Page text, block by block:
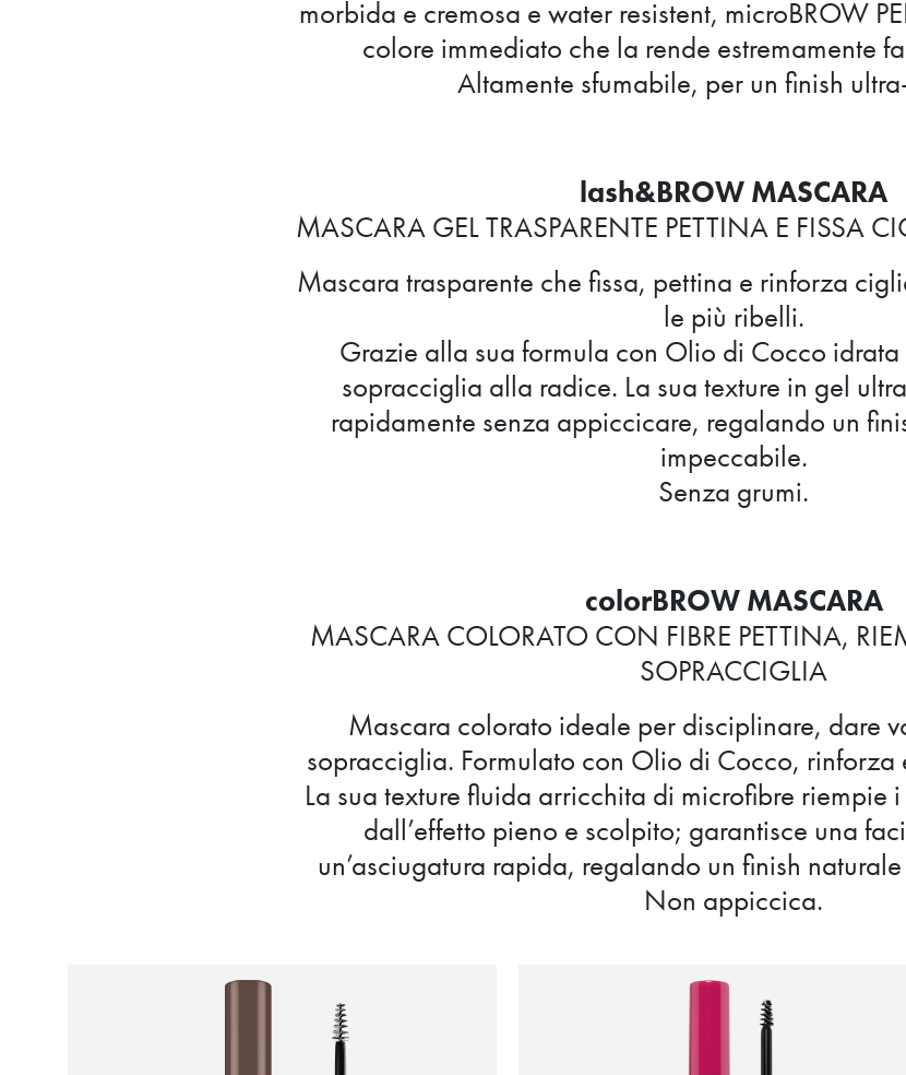
morbida e cremosa e water resistent, microBROW
colore immediato che la rende estremamente
Altamente sfumabile, per un finish
lash&BROW MASCARA
MASCARA GEL TRASPARENTE PETTINA E FISSA
Mascara trasparente che fissa, pettina e rinforza
le più ribelli.
Grazie alla sua formula con Olio di Cocco
sopracciglia alla radice. La sua texture in gel
rapidamente senza appiccicare, regalando un
impeccabile.
Senza grumi.
colorBROW MASCARA
MASCARA COLORATO CON FIBRE PETTINA,
SOPRACCIGLIA
Mascara colorato ideale per disciplinare, dare
sopracciglia. Formulato con Olio di Cocco, rinforza
La sua texture fluida arricchita di microfibre riempie
dall’effetto pieno e scolpito; garantisce una
un’asciugatura rapida, regalando un finish
Non appiccica.